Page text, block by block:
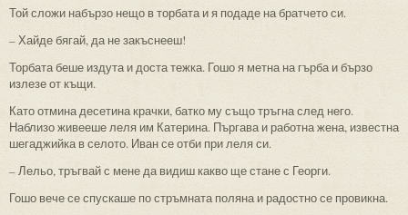
Той сложи набързо нещо в торбата и я подаде на братчето си.
– Хайде бягай, да не закъснееш!
Торбата беше издута и доста тежка. Гошо я метна на гърба и бързо
излезе от къщи.
Като отмина десетина крачки, батко му също тръгна след него.
Наблизо живееше леля им Катерина. Пъргава и работна жена, известна
шегаджийка в селото. Иван се отби при леля си.
– Лельо, тръгвай с мене да видиш какво ще стане с Георги.
Гошо вече се спускаше по стръмната поляна и радостно се провикна.